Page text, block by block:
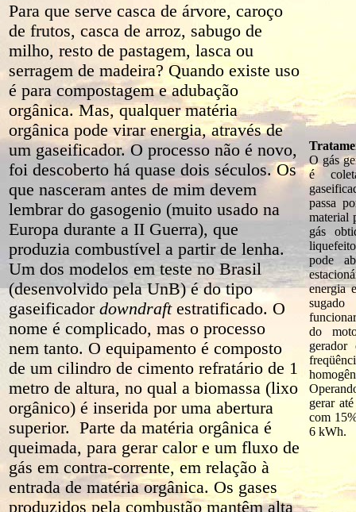
Para que serve casca de árvore, caroço
de frutos, casca de arroz, sabugo de
milho, resto de pastagem, lasca ou
serragem de madeira? Quando existe uso
é para compostagem e adubação
orgânica. Mas, qualquer matéria
orgânica pode virar energia, através de
um gaseificador. O processo não é novo,
foi descoberto há quase dois séculos. Os
que nasceram antes de mim devem
lembrar do gasogenio (muito usado na
Europa durante a II Guerra), que
produzia combustível a partir de lenha.
Um dos modelos em teste no Brasil
(desenvolvido pela UnB) é do tipo
gaseificador downdraftestratificado. O
nome é complicado, mas o processo
nem tanto. O equipamento é composto
de um cilindro de cimento refratário de 1
metro de altura, no qual a biomassa (lixo
orgânico) é inserida por uma abertura
superior. Parte da matéria orgânica é
queimada, para gerar calor e um fluxo de
gás em contra-corrente, em relação à
entrada de matéria orgânica. Os gases
produzidos pela combustão mantêm alta
O gás
é
passa
material
gás
pode
energia
do
gerar
com
6 kWh.